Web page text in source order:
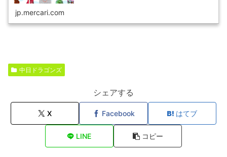
jp.mercari.com
中日ドラゴンズ
シェアする
X Facebook はてブ
LINE コピー